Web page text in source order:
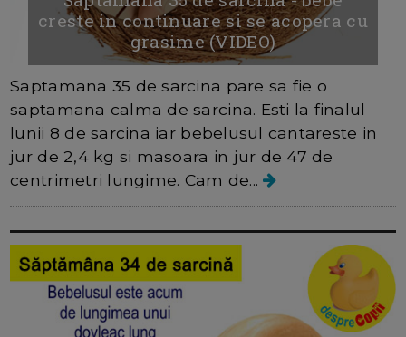
creste in continuare si se acopera cu
grasime (VIDEO)
Saptamana 35 de sarcina pare sa fie o
saptamana calma de sarcina. Esti la finalul
lunii 8 de sarcina iar bebelusul cantareste in
jur de 2,4 kg si masoara in jur de 47 de
centrimetri lungime. Cam de...